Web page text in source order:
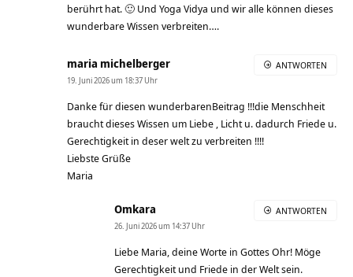
berührt hat. 🙂 Und Yoga Vidya und wir alle können dieses
wunderbare Wissen verbreiten….
maria michelberger
19. Juni 2026 um 18:37 Uhr
Danke für diesen wunderbarenBeitrag !!!die Menschheit
braucht dieses Wissen um Liebe , Licht u. dadurch Friede u.
Gerechtigkeit in deser welt zu verbreiten !!!!
Liebste Grüße
Maria
ANTWORTEN
Omkara
26. Juni 2026 um 14:37 Uhr
Liebe Maria, deine Worte in Gottes Ohr! Möge
Gerechtigkeit und Friede in der Welt sein.
ANTWORTEN